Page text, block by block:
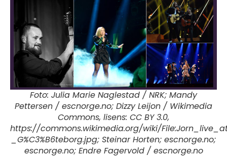
Foto: Julia Marie Naglestad / NRK; Mandy
Pettersen / escnorge.no; Dizzy Leijon / Wikimedia
Commons, lisens: CC BY 3.0,
https://commons.wikimedia.org/wiki/
_G%C3%B6teborg.jpg; Steinar Horten; escnorge.no;
escnorge.no; Endre Fagervold / escnorge.no